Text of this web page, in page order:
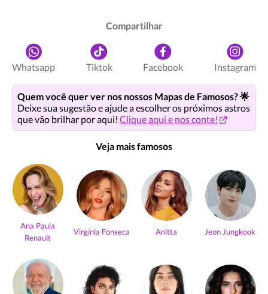
Compartilhar
Whatsapp Tiktok Facebook Instagram
Quem você quer ver nos nossos Mapas de Famosos? 🌟
Deixe sua sugestão e ajude a escolher os próximos astros
que vão brilhar por aqui! Clique aqui e nos conte!
Veja mais famosos
Ana Paula
Renault
Virgínia Fonseca Anitta Jeon Jungkook